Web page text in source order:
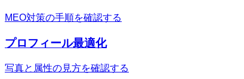
MEO対策の手順を確認する
プロフィール最適化
写真と属性の見方を確認する